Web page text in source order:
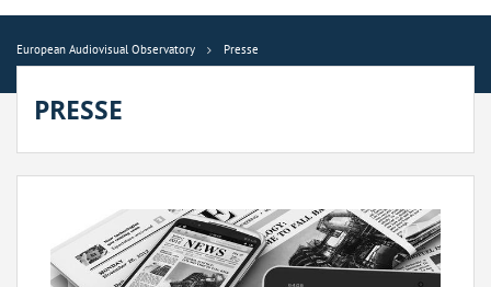
European Audiovisual Observatory Presse
PRESSE